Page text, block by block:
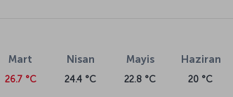
Mart
26.7 °C
Nisan
24.4 °C
Mayis
22.8 °C
Haziran
20 °C